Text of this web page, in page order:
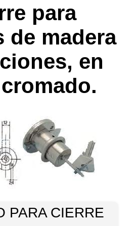
para
de madera
en
PARA CIERRE